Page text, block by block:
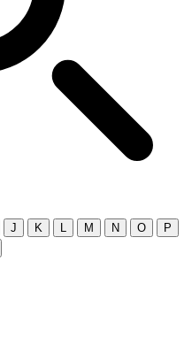
J K M N O
P